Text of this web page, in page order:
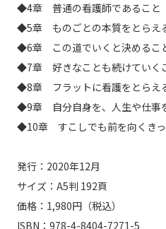
◆4章 普通の看護師であること
◆5章 ものごとの本質をとらえ
◆6章 この道でいくと決める
◆7章 好きなことも続けていく
◆8章 フラットに看護をとらえ
◆9章 自分自身を、人生や仕事
◆10章 すこしでも前を向くき
発行：2020年12月
サイズ：A5判 192頁
価格：1,980円（税込）
ISBN：978-4-8404-7271-5